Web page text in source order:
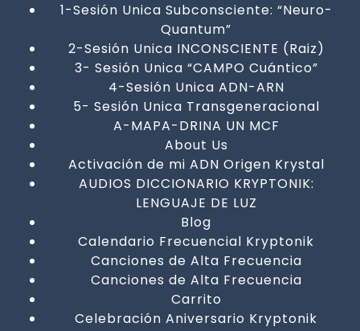
1-Sesión Unica Subconsciente: “Neuro-
Quantum”
2-Sesión Unica INCONSCIENTE (Raiz)
3- Sesión Unica “CAMPO Cuántico”
4-Sesión Unica ADN-ARN
5- Sesión Unica Transgeneracional
A-MAPA-DRINA UN MCF
About Us
Activación de mi ADN Origen Krystal
AUDIOS DICCIONARIO KRYPTONIK:
LENGUAJE DE LUZ
Blog
Calendario Frecuencial Kryptonik
Canciones de Alta Frecuencia
Canciones de Alta Frecuencia
Carrito
Celebración Aniversario Kryptonik